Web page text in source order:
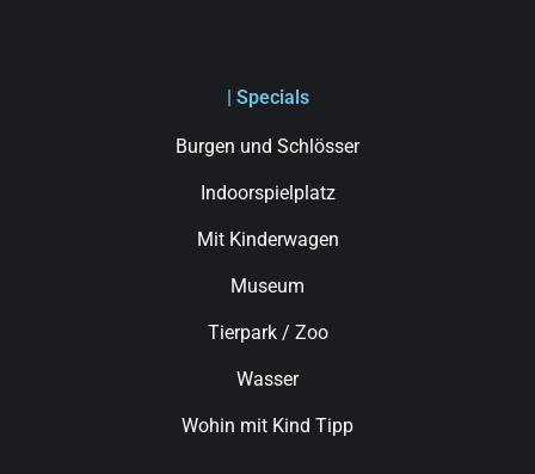
| Specials
Burgen und Schlösser
Indoorspielplatz
Mit Kinderwagen
Museum
Tierpark / Zoo
Wasser
Wohin mit Kind Tipp